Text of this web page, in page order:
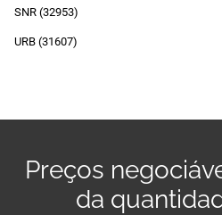
SNR (32953)
URB (31607)
Preços
da